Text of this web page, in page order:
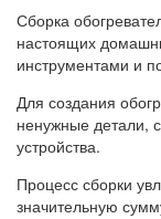
Сборка
настоящих
инструментами и
Для создания
ненужные детали,
устройства.
Процесс сборки
значительную